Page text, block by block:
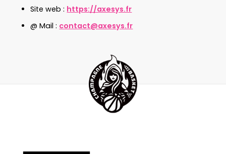
Site web : https://axesys.fr
@ Mail : contact@axesys.fr